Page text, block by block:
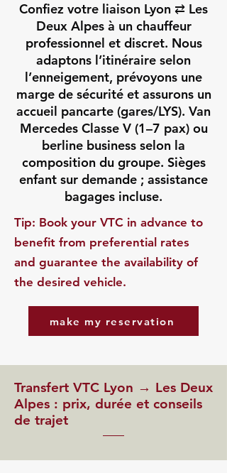
Confiez votre liaison Lyon ⇄ Les
Deux Alpes à un chauffeur
professionnel et discret. Nous
adaptons l’itinéraire selon
l’enneigement, prévoyons une
marge de sécurité et assurons un
accueil pancarte (gares/LYS). Van
Mercedes Classe V (1–7 pax) ou
berline business selon la
composition du groupe. Sièges
enfant sur demande ; assistance
bagages incluse.
​Tip: Book your VTC in advance to
benefit from preferential rates
and guarantee the availability of
the desired vehicle.
make my reservation
Transfert VTC Lyon → Les Deux
Alpes : prix, durée et conseils
de trajet